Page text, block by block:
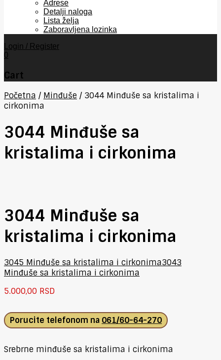
Adrese
Detalji naloga
Lista želja
Zaboravljena lozinka
Login / Register
0
Cart
Početna / Minđuše / 3044 Minđuše sa kristalima i
cirkonima
3044 Minđuše sa
kristalima i cirkonima
3044 Minđuše sa
kristalima i cirkonima
3045 Minđuše sa kristalima i cirkonima3043
Minđuše sa kristalima i cirkonima
5.000,00 RSD
Porucite telefonom na 061/60-64-270
Srebrne minđuše sa kristalima i cirkonima